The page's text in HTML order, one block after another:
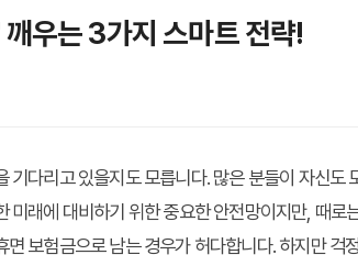
우는 3가지 스마트 전략!
기다리고 있을지도 모릅니다. 많은 분들이 자신도
미래에 대비하기 위한 중요한 안전망이지만, 때로
보험금으로 남는 경우가 허다합니다. 하지만 걱